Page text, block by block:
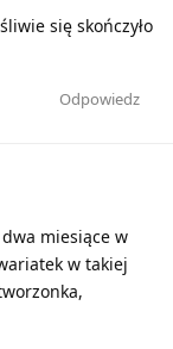
się skończyło
Odpowiedz
miesiące w
w takiej